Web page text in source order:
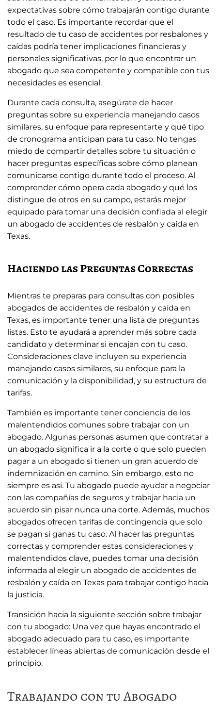
expectativas sobre cómo trabajarán contigo durante
todo el caso. Es importante recordar que el
resultado de tu caso de accidentes por resbalones y
caídas podría tener implicaciones financieras y
personales significativas, por lo que encontrar un
abogado que sea competente y compatible con tus
necesidades es esencial.
Durante cada consulta, asegúrate de hacer
preguntas sobre su experiencia manejando casos
similares, su enfoque para representarte y qué tipo
de cronograma anticipan para tu caso. No tengas
miedo de compartir detalles sobre tu situación o
hacer preguntas específicas sobre cómo planean
comunicarse contigo durante todo el proceso. Al
comprender cómo opera cada abogado y qué los
distingue de otros en su campo, estarás mejor
equipado para tomar una decisión confiada al elegir
un abogado de accidentes de resbalón y caída en
Texas.
Haciendo las Preguntas Correctas
Mientras te preparas para consultas con posibles
abogados de accidentes de resbalón y caída en
Texas, es importante tener una lista de preguntas
listas. Esto te ayudará a aprender más sobre cada
candidato y determinar si encajan con tu caso.
Consideraciones clave incluyen su experiencia
manejando casos similares, su enfoque para la
comunicación y la disponibilidad, y su estructura de
tarifas.
También es importante tener conciencia de los
malentendidos comunes sobre trabajar con un
abogado. Algunas personas asumen que contratar a
un abogado significa ir a la corte o que solo pueden
pagar a un abogado si tienen un gran acuerdo de
indemnización en camino. Sin embargo, esto no
siempre es así. Tu abogado puede ayudar a negociar
con las compañías de seguros y trabajar hacia un
acuerdo sin pisar nunca una corte. Además, muchos
abogados ofrecen tarifas de contingencia que solo
se pagan si ganas tu caso. Al hacer las preguntas
correctas y comprender estas consideraciones y
malentendidos clave, puedes tomar una decisión
informada al elegir un abogado de accidentes de
resbalón y caída en Texas para trabajar contigo hacia
la justicia.
Transición hacia la siguiente sección sobre trabajar
con tu abogado: Una vez que hayas encontrado el
abogado adecuado para tu caso, es importante
establecer líneas abiertas de comunicación desde el
principio.
Trabajando con tu Abogado